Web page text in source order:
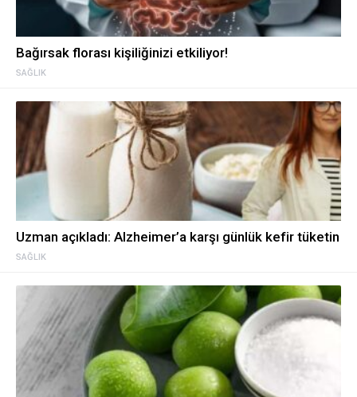
SAĞLIK
Bağırsak florası kişiliğinizi etkiliyor!
SAĞLIK
Uzman açıkladı: Alzheimer’a karşı günlük kefir tüketin